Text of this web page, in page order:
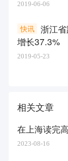
2019-06-06
浙江
增长37.3%
快讯
2019-05-23
相关文章
在上海读完
2023-08-16